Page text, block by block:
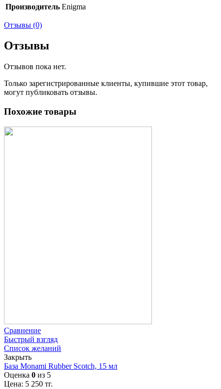
Производитель Enigma
Отзывы (0)
Отзывы
Отзывов пока нет.
Только зарегистрированные клиенты, купившие этот товар,
могут публиковать отзывы.
Похожие товары
Сравнение
Быстрый взгляд
Список желаний
Закрыть
База Monami Rubber Scotch, 15 мл
Оценка 0 из 5
Цена: 5 250 тг.